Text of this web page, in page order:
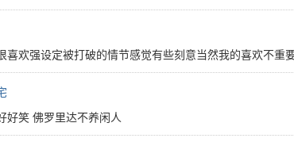
喜欢强设定被打破的情节感觉有些刻意当然我的喜欢不重
好笑 佛罗里达不养闲人